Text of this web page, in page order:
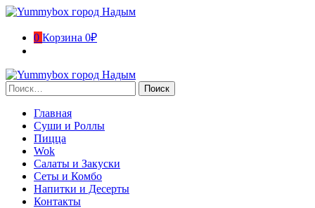
Перейти
содержимому
0 Корзина 0₽
Найти:
Главная
Суши и Роллы
Пицца
Wok
Салаты и Закуски
Сеты и Комбо
Напитки и Десерты
Контакты